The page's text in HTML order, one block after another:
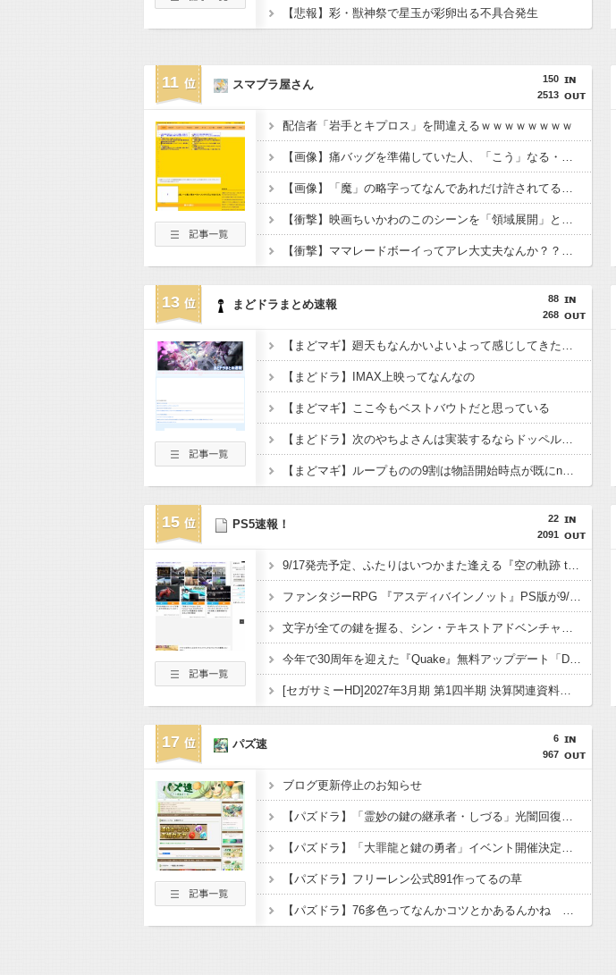
【悲報】彩・獣神祭で星玉が彩卵出る不具合発生
11
150
2513
スマブラ屋さん
配信者「岩手とキプロス」を間違えるｗｗｗｗｗｗｗｗ
【画像】痛バッグを準備していた人、「こう」なる・・・・・・
【画像】「魔」の略字ってなんであれだけ許されてるの？
【衝撃】映画ちいかわのこのシーンを「領域展開」と呼んでいる・・・・・
【衝撃】ママレードボーイってアレ大丈夫なんか？？？？？
13
88
268
まどドラまとめ速報
【まどマギ】廻天もなんかいよいよって感じしてきたなー
【まどドラ】IMAX上映ってなんなの
【まどマギ】ここ今もベストバウトだと思っている
【まどドラ】次のやちよさんは実装するならドッペルだろう
【まどマギ】ループものの9割は物語開始時点が既にn周目だったって仕掛けがあるよね
15
22
2091
PS5速報！
9/17発売予定、ふたりはいつかまた逢える『空の軌跡 the 2nd』プロモーショントレーラー公開！
ファンタジーRPG 『アスディバインノット』PS版が9/4リリース予定、プレオーダー開始
文字が全ての鍵を握る、シン・テキストアドベンチャー『文字遊戯』PS5版が8/20リリース決定
今年で30周年を迎えた『Quake』無料アップデート「Dawn of the Machine」が配信開始
[セガサミーHD]2027年3月期 第1四半期 決算関連資料公開。ゲーム事業は想定超え、通期予想は据え置き
17
6
967
パズ速
ブログ更新停止のお知らせ
【パズドラ】「霊妙の鍵の継承者・しづる」光闇回復陣の上限700億キャラ登場！
【パズドラ】「大罪龍と鍵の勇者」イベント開催決定！！新キャラ「バドヴェイン」「しづる」「いろは」やチャオリン・ベルガーの進化公開！
【パズドラ】フリーレン公式891作ってるの草
【パズドラ】76多色ってなんかコツとかあるんかね 完全に並べきるには15秒では足りないわ